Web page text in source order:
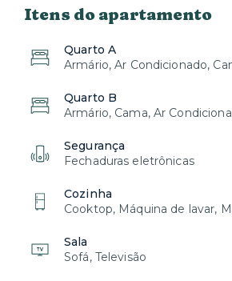
Itens do apartamento
Quarto A
Armário, Ar Condicionado,
Quarto B
Armário, Cama, Ar
Segurança
Fechaduras eletrônicas
Cozinha
Cooktop, Máquina de lavar,
Sala
Sofá, Televisão